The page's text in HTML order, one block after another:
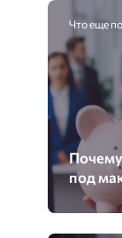
Что еще
под